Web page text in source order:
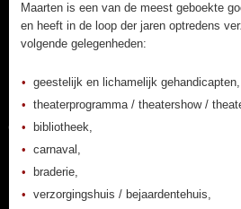
Maarten is een van de meest geboekte
en heeft in de loop der jaren optredens
volgende gelegenheden:
geestelijk en lichamelijk gehandicapten,
theaterprogramma / theatershow /
bibliotheek,
carnaval,
braderie,
verzorgingshuis / bejaardentehuis,